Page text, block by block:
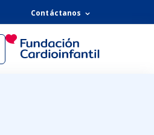
Contáctanos